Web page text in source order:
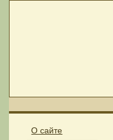
О сайте